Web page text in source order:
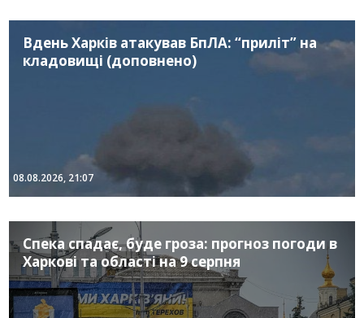
Вдень Харків атакував БпЛА: “приліт” на
кладовищі (доповнено)
08.08.2026, 21:07
Спека спадає, буде гроза: прогноз погоди в
Харкові та області на 9 серпня